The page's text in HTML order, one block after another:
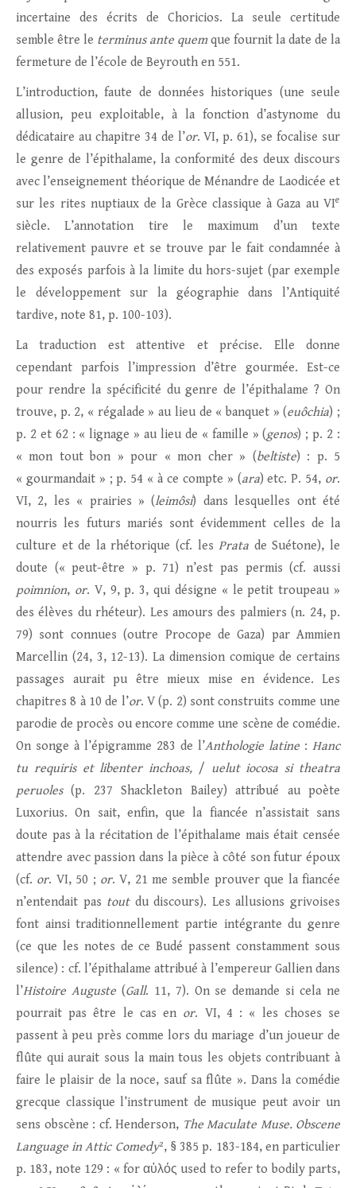
incertaine des écrits de Choricios. La seule certitude
semble être le terminus ante quemque fournit la date de la
fermeture de l’école de Beyrouth en 551.
L’introduction, faute de données historiques (une seule
allusion, peu exploitable, à la fonction d’astynome du
dédicataire au chapitre 34 de l’or. VI, p. 61), se focalise sur
le genre de l’épithalame, la conformité des deux discours
avec l’enseignement théorique de Ménandre de Laodicée et
sur les rites nuptiaux de la Grèce classique à Gaza au VIe
siècle. L’annotation tire le maximum d’un texte
relativement pauvre et se trouve par le fait condamnée à
des exposés parfois à la limite du hors-sujet (par exemple
le développement sur la géographie dans l’Antiquité
tardive, note 81, p. 100-103).
La traduction est attentive et précise. Elle donne
cependant parfois l’impression d’être gourmée. Est-ce
pour rendre la spécificité du genre de l’épithalame ? On
trouve, p. 2, « régalade » au lieu de « banquet » (euôchia) ;
p. 2 et 62 : « lignage » au lieu de « famille » (genos) ; p. 2 :
« mon tout bon » pour « mon cher » (beltiste) : p. 5
« gourmandait » ; p. 54 « à ce compte » (ara) etc. P. 54, or.
VI, 2, les « prairies » (leimôsi) dans lesquelles ont été
nourris les futurs mariés sont évidemment celles de la
culture et de la rhétorique (cf. lesPrata de Suétone), le
doute (« peut-être » p. 71) n’est pas permis (cf. aussi
poimnion, or. V, 9, p. 3, qui désigne « le petit troupeau »
des élèves du rhéteur). Les amours des palmiers (n. 24, p.
79) sont connues (outre Procope de Gaza) par Ammien
Marcellin (24, 3, 12-13). La dimension comique de certains
passages aurait pu être mieux mise en évidence. Les
chapitres 8 à 10 de l’or. V (p. 2) sont construits comme une
parodie de procès ou encore comme une scène de comédie.
On songe à l’épigramme 283 de l’Anthologie latine : Hanc
tu requiris et libenter inchoas, / uelut iocosa si theatra
peruoles(p. 237 Shackleton Bailey) attribué au poète
Luxorius. On sait, enfin, que la fiancée n’assistait sans
doute pas à la récitation de l’épithalame mais était censée
attendre avec passion dans la pièce à côté son futur époux
(cf. or. VI, 50 ; or. V, 21 me semble prouver que la fiancée
n’entendait pas toutdu discours). Les allusions grivoises
font ainsi traditionnellement partie intégrante du genre
(ce que les notes de ce Budé passent constamment sous
silence) : cf. l’épithalame attribué à l’empereur Gallien dans
l’Histoire Auguste(Gall. 11, 7). On se demande si cela ne
pourrait pas être le cas en or. VI, 4 : « les choses se
passent à peu près comme lors du mariage d’un joueur de
flûte qui aurait sous la main tous les objets contribuant à
faire le plaisir de la noce, sauf sa flûte ». Dans la comédie
grecque classique l’instrument de musique peut avoir un
sens obscène : cf. Henderson, The Maculate Muse. Obscene
Language in Attic Comedy², § 385 p. 183-184, en particulier
p. 183, note 129 : « for αὐλός used to refer to bodily parts,